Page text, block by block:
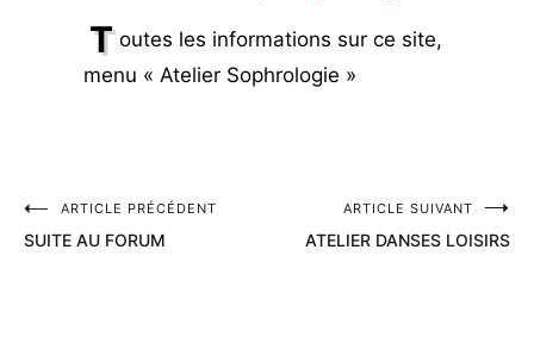
T outes les informations sur ce site,
menu « Atelier Sophrologie »
ARTICLE PRÉCÉDENT
SUITE AU FORUM
ARTICLE SUIVANT
ATELIER DANSES LOISIRS